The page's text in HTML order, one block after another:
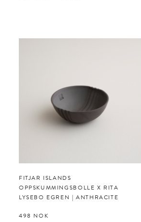
FITJAR ISLANDS
OPPSKUMMINGSBOLLE X RITA
LYSEBO EGREN | ANTHRACITE
498 NOK